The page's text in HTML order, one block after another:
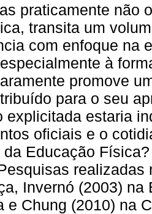
praticamente não
transita um
com enfoque na
à
promove
para o seu
explicitada estaria
oficiais e o
da Educação
realizadas
Invernó (2003)
e Chung (2010) na